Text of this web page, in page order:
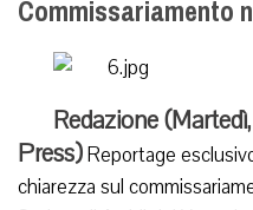
Commissariamento
Redazione
Press)Reportage
chiarezza sul